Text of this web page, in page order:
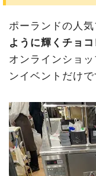
ポーランドの人気
ように輝くチョコ
オンラインショ
ンイベントだけで